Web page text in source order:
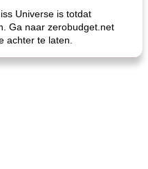
Universe is totdat
Ga naar zerobudget.net
achter te laten.